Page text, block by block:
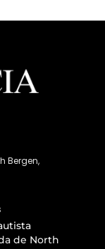
Bergen,
de North